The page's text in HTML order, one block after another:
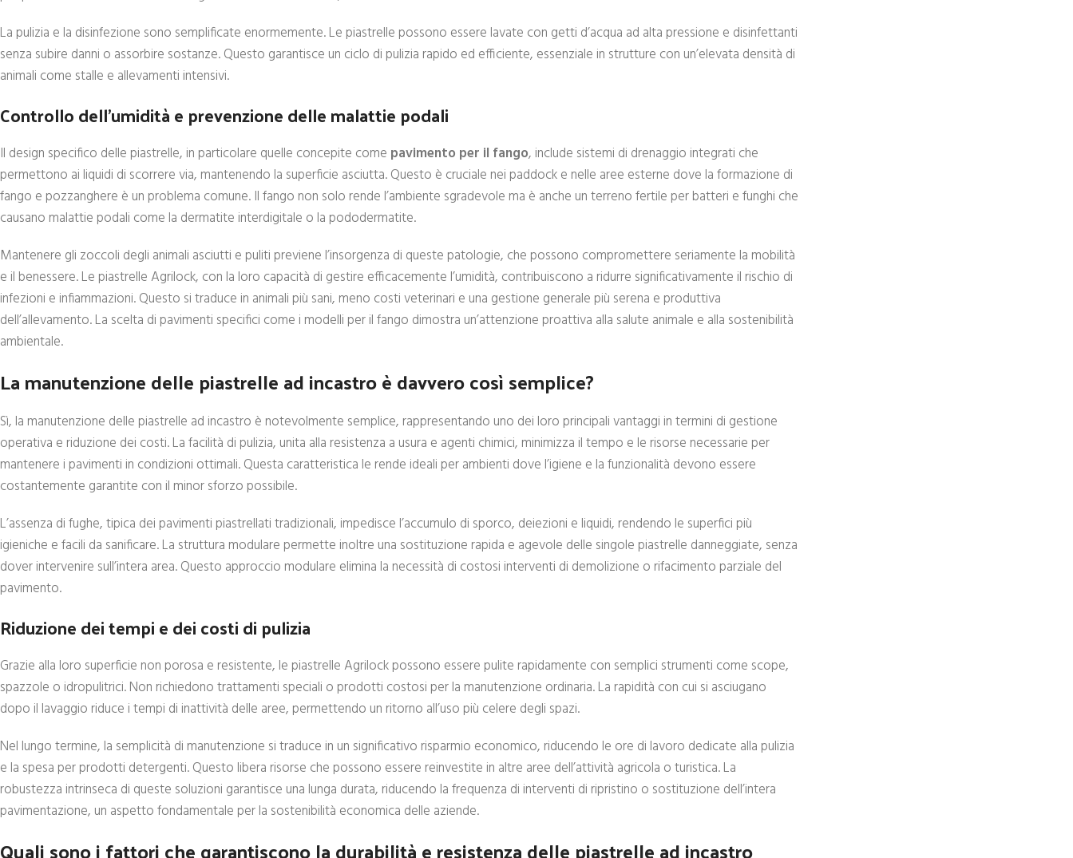
La pulizia e la disinfezione sono semplificate enormemente. Le piastrelle possono essere lavate con getti d’acqua ad alta pressione e disinfettanti
senza subire danni o assorbire sostanze. Questo garantisce un ciclo di pulizia rapido ed efficiente, essenziale in strutture con un’elevata densità di
animali come stalle e allevamenti intensivi.
Controllo dell’umidità e prevenzione delle malattie podali
Il design specifico delle piastrelle, in particolare quelle concepite come pavimento per il fango, include sistemi di drenaggio integrati che
permettono ai liquidi di scorrere via, mantenendo la superficie asciutta. Questo è cruciale nei paddock e nelle aree esterne dove la formazione di
fango e pozzanghere è un problema comune. Il fango non solo rende l’ambiente sgradevole ma è anche un terreno fertile per batteri e funghi che
causano malattie podali come la dermatite interdigitale o la pododermatite.
Mantenere gli zoccoli degli animali asciutti e puliti previene l’insorgenza di queste patologie, che possono compromettere seriamente la mobilità
e il benessere. Le piastrelle Agrilock, con la loro capacità di gestire efficacemente l’umidità, contribuiscono a ridurre significativamente il rischio di
infezioni e infiammazioni. Questo si traduce in animali più sani, meno costi veterinari e una gestione generale più serena e produttiva
dell’allevamento. La scelta di pavimenti specifici come i modelli per il fango dimostra un’attenzione proattiva alla salute animale e alla sostenibilità
ambientale.
La manutenzione delle piastrelle ad incastro è davvero così semplice?
Sì, la manutenzione delle piastrelle ad incastro è notevolmente semplice, rappresentando uno dei loro principali vantaggi in termini di gestione
operativa e riduzione dei costi. La facilità di pulizia, unita alla resistenza a usura e agenti chimici, minimizza il tempo e le risorse necessarie per
mantenere i pavimenti in condizioni ottimali. Questa caratteristica le rende ideali per ambienti dove l’igiene e la funzionalità devono essere
costantemente garantite con il minor sforzo possibile.
L’assenza di fughe, tipica dei pavimenti piastrellati tradizionali, impedisce l’accumulo di sporco, deiezioni e liquidi, rendendo le superfici più
igieniche e facili da sanificare. La struttura modulare permette inoltre una sostituzione rapida e agevole delle singole piastrelle danneggiate, senza
dover intervenire sull’intera area. Questo approccio modulare elimina la necessità di costosi interventi di demolizione o rifacimento parziale del
pavimento.
Riduzione dei tempi e dei costi di pulizia
Grazie alla loro superficie non porosa e resistente, le piastrelle Agrilock possono essere pulite rapidamente con semplici strumenti come scope,
spazzole o idropulitrici. Non richiedono trattamenti speciali o prodotti costosi per la manutenzione ordinaria. La rapidità con cui si asciugano
dopo il lavaggio riduce i tempi di inattività delle aree, permettendo un ritorno all’uso più celere degli spazi.
Nel lungo termine, la semplicità di manutenzione si traduce in un significativo risparmio economico, riducendo le ore di lavoro dedicate alla pulizia
e la spesa per prodotti detergenti. Questo libera risorse che possono essere reinvestite in altre aree dell’attività agricola o turistica. La
robustezza intrinseca di queste soluzioni garantisce una lunga durata, riducendo la frequenza di interventi di ripristino o sostituzione dell’intera
pavimentazione, un aspetto fondamentale per la sostenibilità economica delle aziende.